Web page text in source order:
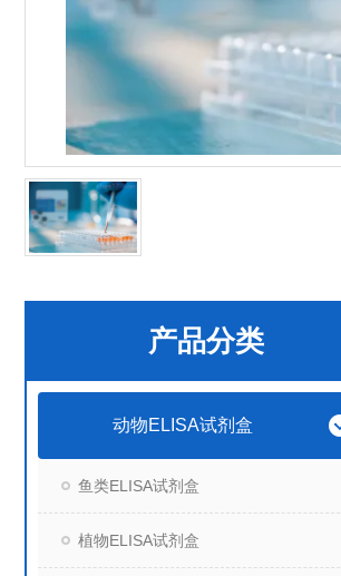
产品分类
动物ELISA试剂盒
鱼类ELISA试剂盒
植物ELISA试剂盒